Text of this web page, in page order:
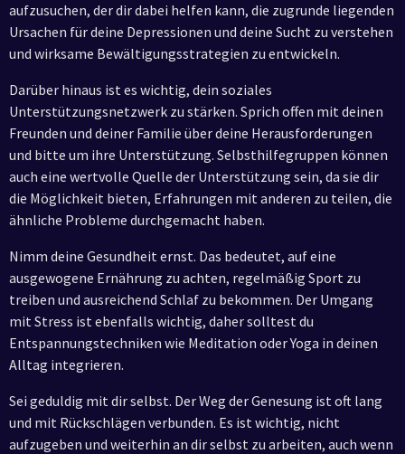
aufzusuchen, der dir dabei helfen kann, die zugrunde liegenden
Ursachen für deine Depressionen und deine Sucht zu verstehen
und wirksame Bewältigungsstrategien zu entwickeln.
Darüber hinaus ist es wichtig, dein soziales
Unterstützungsnetzwerk zu stärken. Sprich offen mit deinen
Freunden und deiner Familie über deine Herausforderungen
und bitte um ihre Unterstützung. Selbsthilfegruppen können
auch eine wertvolle Quelle der Unterstützung sein, da sie dir
die Möglichkeit bieten, Erfahrungen mit anderen zu teilen, die
ähnliche Probleme durchgemacht haben.
Nimm deine Gesundheit ernst. Das bedeutet, auf eine
ausgewogene Ernährung zu achten, regelmäßig Sport zu
treiben und ausreichend Schlaf zu bekommen. Der Umgang
mit Stress ist ebenfalls wichtig, daher solltest du
Entspannungstechniken wie Meditation oder Yoga in deinen
Alltag integrieren.
Sei geduldig mit dir selbst. Der Weg der Genesung ist oft lang
und mit Rückschlägen verbunden. Es ist wichtig, nicht
aufzugeben und weiterhin an dir selbst zu arbeiten, auch wenn